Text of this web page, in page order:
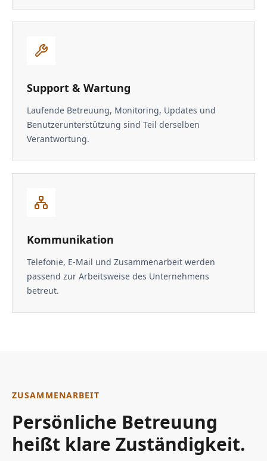
Support & Wartung
Laufende Betreuung, Monitoring, Updates und
Benutzerunterstützung sind Teil derselben
Verantwortung.
Kommunikation
Telefonie, E-Mail und Zusammenarbeit werden
passend zur Arbeitsweise des Unternehmens
betreut.
ZUSAMMENARBEIT
Persönliche Betreuung
heißt klare Zuständigkeit.